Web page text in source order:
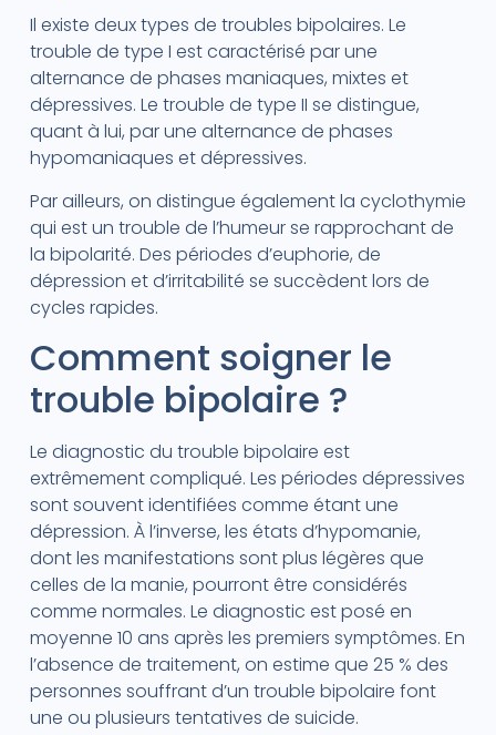
Il existe deux types de troubles bipolaires. Le
trouble de type I est caractérisé par une
alternance de phases maniaques, mixtes et
dépressives. Le trouble de type II se distingue,
quant à lui, par une alternance de phases
hypomaniaques et dépressives.
Par ailleurs, on distingue également la cyclothymie
qui est un trouble de l’humeur se rapprochant de
la bipolarité. Des périodes d’euphorie, de
dépression et d’irritabilité se succèdent lors de
cycles rapides.
Comment soigner le
trouble bipolaire ?
Le diagnostic du trouble bipolaire est
extrêmement compliqué. Les périodes dépressives
sont souvent identifiées comme étant une
dépression. À l’inverse, les états d’hypomanie,
dont les manifestations sont plus légères que
celles de la manie, pourront être considérés
comme normales. Le diagnostic est posé en
moyenne 10 ans après les premiers symptômes. En
l’absence de traitement, on estime que 25 % des
personnes souffrant d’un trouble bipolaire font
une ou plusieurs tentatives de suicide.